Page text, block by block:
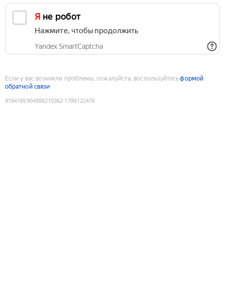
Я не робот
Нажмите, чтобы продолжить
Yandex SmartCaptcha
Если у вас возникли проблемы, пожалуйста, воспользуйтесьформой
обратной связи
9184185904888210362:1786122476